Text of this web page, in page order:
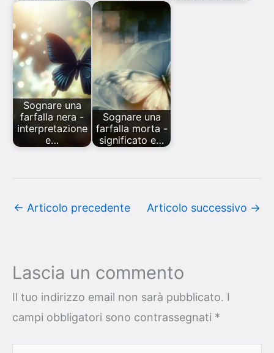
Sognare una
farfalla nera -
interpretazione
e…
Sognare una
farfalla morta -
significato e…
← Articolo precedente Articolo successivo →
Lascia un commento
Il tuo indirizzo email non sarà pubblicato. I
campi obbligatori sono contrassegnati *